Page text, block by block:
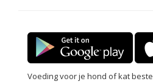
Voeding voor je hond of kat